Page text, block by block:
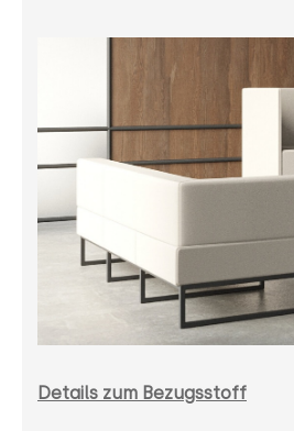
Details zum Bezugsstoff